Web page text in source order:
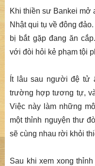
Khi thiền sư Bankei mở
Nhật qui tụ về đông
bị bắt gặp đang ăn
với đòi hỏi kẻ phạm tội
Ít lâu sau người đệ tử
trường hợp tương tự,
Việc này làm những
một thỉnh nguyện thư
sẽ cùng nhau rời khỏi
Sau khi xem xong